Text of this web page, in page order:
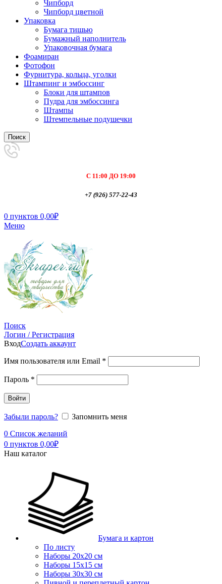
Чипборд
Чипборд цветной
Упаковка
Бумага тишью
Бумажный наполнитель
Упаковочная бумага
Фоамиран
Фотофон
Фурнитура, кольца, уголки
Штампинг и эмбоссинг
Блоки для штампов
Пудра для эмбоссинга
Штампы
Штемпельные подушечки
Поиск
С 11:00 ДО 19:00
+7 (926) 577-22-43
0 пунктов 0,00₽
Меню
Поиск
Логин / Регистрация
ВходСоздать аккаунт
Имя пользователя или Email *
Пароль *
Войти
Забыли пароль?
Запомнить меня
0 Список желаний
0 пунктов 0,00₽
Наш каталог
Бумага и картон
По листу
Наборы 20х20 см
Наборы 15х15 см
Наборы 30х30 см